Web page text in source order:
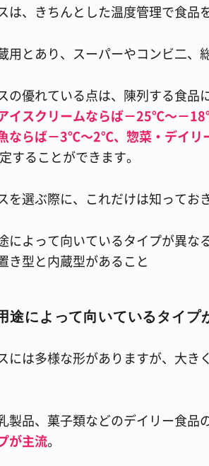
は、きちんとした温度管理で食品
用とあり、スーパーやコンビ二、
の優れている点は、陳列する食品
イスクリームならば－25℃～－
ならば－3℃～2℃、惣菜・デイ
することができます。
を選ぶ際に、これだけは知ってお
によって向いているタイプが異な
き型と内蔵型があること
途によって向いているタイプ
には多様な形がありますが、大き
製品、菓子類などのデイリー食品
が主流。